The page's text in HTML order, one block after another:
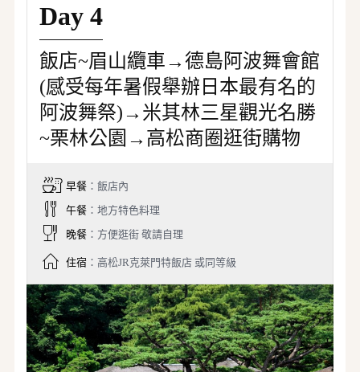
Day 4
飯店~眉山纜車→德島阿波舞會館
(感受每年暑假舉辦日本最有名的
阿波舞祭)→米其林三星觀光名勝
~栗林公園→高松商圈逛街購物
早餐：飯店內
午餐：地方特色料理
晚餐：方便逛街 敬請自理
住宿：高松JR克萊門特飯店 或同等級